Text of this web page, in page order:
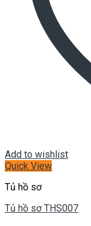
Add to wishlist
Quick View
Tủ hồ sơ
Tủ hồ sơ THS007